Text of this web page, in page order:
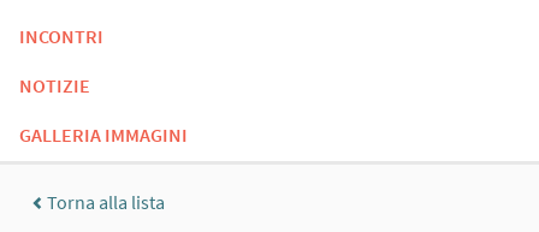
INCONTRI
NOTIZIE
GALLERIA IMMAGINI
Torna alla lista